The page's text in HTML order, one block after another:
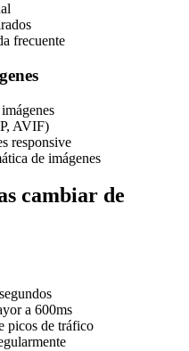
frecuente
AVIF)
responsive
de imágenes
cambiar de
a 600ms
picos de tráfico